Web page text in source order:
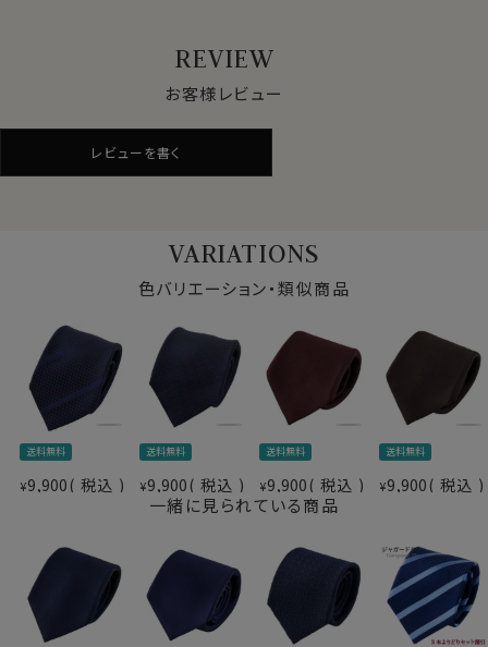
日本においても制作できる職人が少ない希少な日本製
の高級ネクタイです｡
ピエゲのネクタイですが、あえて芯地を入れて仕立ててお
結婚式や披露宴・セレモニーなどのフォーマルに。
1本は持っていたい上質ネクタイです。
ギフトにもおすすめです。
素材
シルク100％
柄
ジャガード織・織柄無地 チェス柄
色
ネイビーブルー 紺青
約8.0cm
長さ
約146cm
原産国
日本
▼スポット商品につき再入荷はございません。
※３本よりどりの対象ではございません
REVIEW
お客様レビュー
レビューを書く
VARIATIONS
色バリエーション・類似商品
送料無料
¥9,900 税込
送料無料
¥9,900 税込
送料無料
¥9,900 税込
送料無料
¥9,900 税込
一緒に見られている商品